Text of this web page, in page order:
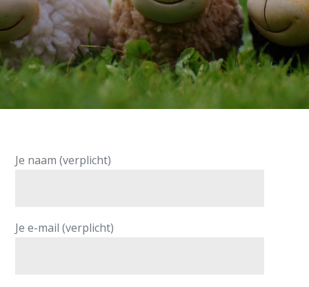
Je naam (verplicht)
Je e-mail (verplicht)